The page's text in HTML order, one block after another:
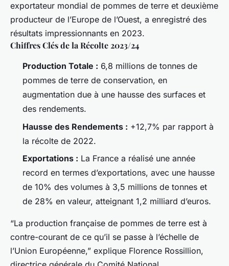
exportateur mondial de pommes de terre et deuxième
producteur de l’Europe de l’Ouest, a enregistré des
résultats impressionnants en 2023.
Chiffres Clés de la Récolte 2023/24
Production Totale : 6,8 millions de tonnes de
pommes de terre de conservation, en
augmentation due à une hausse des surfaces et
des rendements.
Hausse des Rendements : +12,7% par rapport à
la récolte de 2022.
Exportations : La France a réalisé une année
record en termes d’exportations, avec une hausse
de 10% des volumes à 3,5 millions de tonnes et
de 28% en valeur, atteignant 1,2 milliard d’euros.
“La production française de pommes de terre est à
contre-courant de ce qu’il se passe à l’échelle de
l’Union Européenne,” explique Florence Rossillion,